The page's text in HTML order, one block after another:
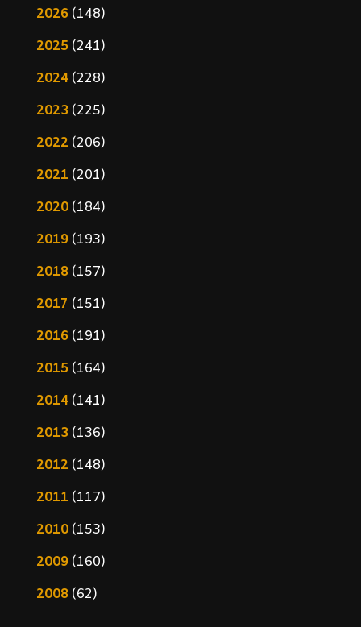
2026(148)
2025(241)
2024(228)
2023(225)
2022 (206)
2021 (201)
2020(184)
2019(193)
2018(157)
2017 (151)
2016(191)
2015(164)
2014(141)
2013(136)
2012 (148)
2011 (117)
2010(153)
2009(160)
2008(62)